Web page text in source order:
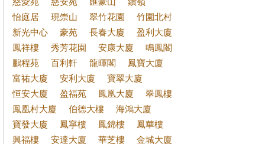
怡庭居
現崇山 翠竹花園
竹園北村
新光中心
豪苑 長春大廈
盈利大廈
鳳祥樓
秀芳花園 安康大廈
鳴鳳閣
鵬程苑
百利軒 龍暉閣
鳳寶大廈
富祐大廈
安利大廈
寶翠大廈
恒安大廈
盈福苑 鳳凰大廈
翠鳳樓
鳳凰村大廈
伯德大樓
海鴻大廈
寶發大廈
鳳寧樓 鳳錦樓
鳳華樓
興福樓
安達大廈 華芝樓
金城大廈